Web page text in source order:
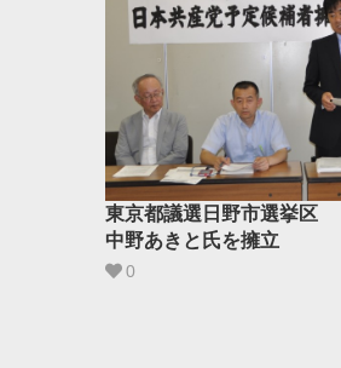
東京都議選日野市選挙区
中野あきと氏を擁立
0